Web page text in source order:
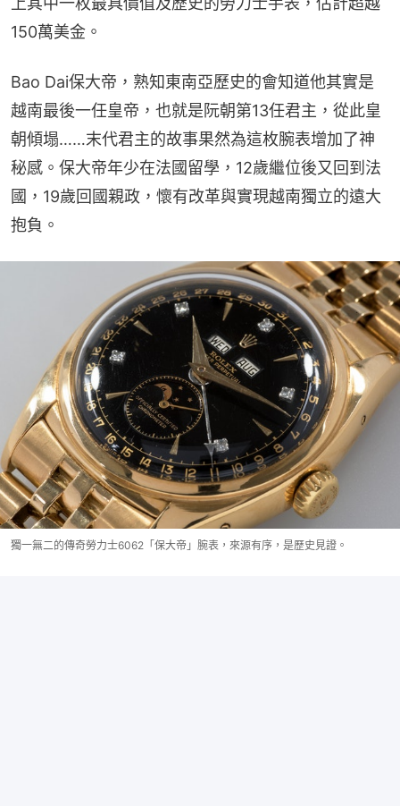
150萬美金。
Bao Dai保大帝，熟知東南亞歷史的會知道他其實是
越南最後一任皇帝，也就是阮朝第13任君主，從此皇
朝傾塌……末代君主的故事果然為這枚腕表增加了神
秘感。保大帝年少在法國留學，12歲繼位後又回到法
國，19歲回國親政，懷有改革與實現越南獨立的遠大
抱負。
獨一無二的傳奇勞力士6062「保大帝」腕表，來源有序，是歷史見證。